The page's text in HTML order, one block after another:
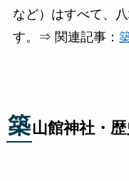
など）はすべて、
す。⇒ 関連記事：
築山館神社・歴